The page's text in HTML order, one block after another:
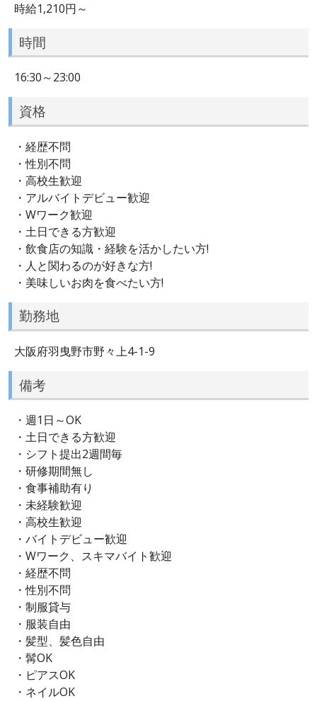
時給1,210円～
時間
16:30～23:00
資格
・経歴不問
・性別不問
・高校生歓迎
・アルバイトデビュー歓迎
・Wワーク歓迎
・土日できる方歓迎
・飲食店の知識・経験を活かしたい方!
・人と関わるのが好きな方!
・美味しいお肉を食べたい方!
勤務地
大阪府羽曳野市野々上4-1-9
備考
・週1日～OK
・土日できる方歓迎
・シフト提出2週間毎
・研修期間無し
・食事補助有り
・未経験歓迎
・高校生歓迎
・バイトデビュー歓迎
・Wワーク、スキマバイト歓迎
・経歴不問
・性別不問
・制服貸与
・服装自由
・髪型、髪色自由
・髯OK
・ピアスOK
・ネイルOK